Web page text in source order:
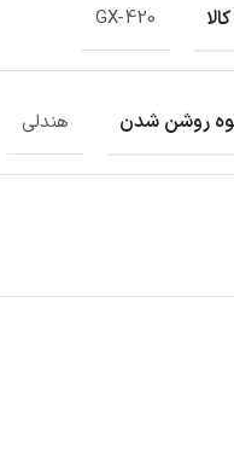
GX-420
روشن شدن هندلی